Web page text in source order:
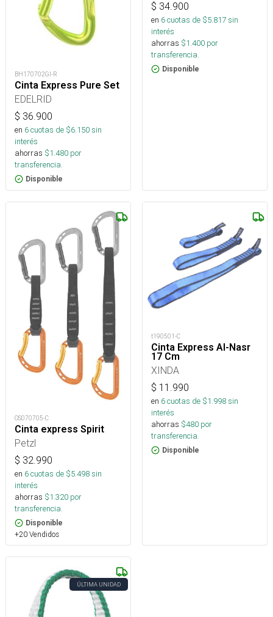
BH170702GI-R
Cinta Express Pure Set
EDELRID
$ 36.900
en 6cuotas de $6.150sin
interés
ahorras $1.480 por
transferencia.
Disponible
$ 34.900
en 6cuotas de $5.817sin
interés
ahorras $1.400 por
transferencia.
Disponible
OS070705-C
Cinta express Spirit
Petzl
$ 32.990
en 6cuotas de $5.498sin
interés
ahorras $1.320 por
transferencia.
Disponible
+20 Vendidos
t190501-C
Cinta Express Al-Nasr
17 Cm
XINDA
$ 11.990
en 6cuotas de $1.998sin
interés
ahorras $480 por
transferencia.
Disponible
ÚLTIMA UNIDAD